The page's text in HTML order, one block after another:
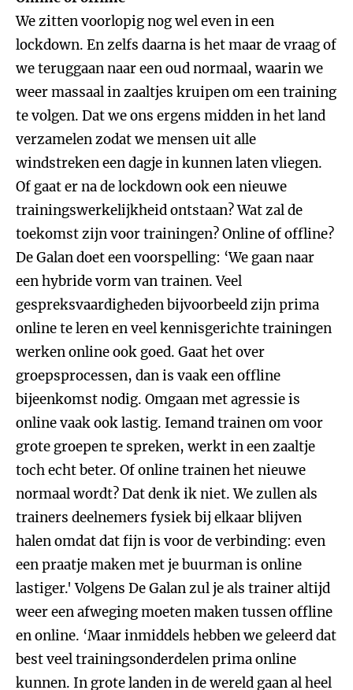
We zitten voorlopig nog wel even in een
lockdown. En zelfs daarna is het maar de vraag of
we teruggaan naar een oud normaal, waarin we
weer massaal in zaaltjes kruipen om een training
te volgen. Dat we ons ergens midden in het land
verzamelen zodat we mensen uit alle
windstreken een dagje in kunnen laten vliegen.
Of gaat er na de lockdown ook een nieuwe
trainingswerkelijkheid ontstaan? Wat zal de
toekomst zijn voor trainingen? Online of offline?
De Galan doet een voorspelling: ‘We gaan naar
een hybride vorm van trainen. Veel
gespreksvaardigheden bijvoorbeeld zijn prima
online te leren en veel kennisgerichte trainingen
werken online ook goed. Gaat het over
groepsprocessen, dan is vaak een offline
bijeenkomst nodig. Omgaan met agressie is
online vaak ook lastig. Iemand trainen om voor
grote groepen te spreken, werkt in een zaaltje
toch echt beter. Of online trainen het nieuwe
normaal wordt? Dat denk ik niet. We zullen als
trainers deelnemers fysiek bij elkaar blijven
halen omdat dat fijn is voor de verbinding: even
een praatje maken met je buurman is online
lastiger.' Volgens De Galan zul je als trainer altijd
weer een afweging moeten maken tussen offline
en online. ‘Maar inmiddels hebben we geleerd dat
best veel trainingsonderdelen prima online
kunnen. In grote landen in de wereld gaan al heel